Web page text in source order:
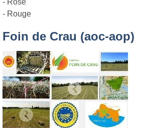
- Rouge
Foin de Crau (aoc-aop)